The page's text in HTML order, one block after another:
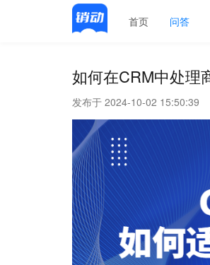
首页 问答
如何在CRM中处理
发布于 2024-10-02 15:50:39